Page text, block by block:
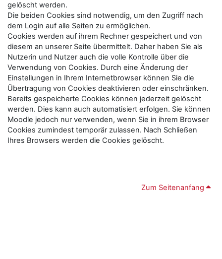
gelöscht werden.
Die beiden Cookies sind notwendig, um den Zugriff nach
dem Login auf alle Seiten zu ermöglichen.
Cookies werden auf ihrem Rechner gespeichert und von
diesem an unserer Seite übermittelt. Daher haben Sie als
Nutzerin und Nutzer auch die volle Kontrolle über die
Verwendung von Cookies. Durch eine Änderung der
Einstellungen in Ihrem Internetbrowser können Sie die
Übertragung von Cookies deaktivieren oder einschränken.
Bereits gespeicherte Cookies können jederzeit gelöscht
werden. Dies kann auch automatisiert erfolgen. Sie können
Moodle jedoch nur verwenden, wenn Sie in ihrem Browser
Cookies zumindest temporär zulassen. Nach Schließen
Ihres Browsers werden die Cookies gelöscht.
Zum Seitenanfang